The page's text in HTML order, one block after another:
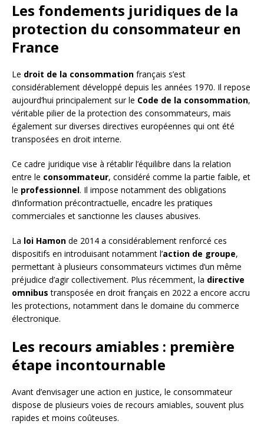
Les fondements juridiques de la
protection du consommateur en
France
Le droit de la consommation français s’est
considérablement développé depuis les années 1970. Il repose
aujourd’hui principalement sur le Code de la consommation,
véritable pilier de la protection des consommateurs, mais
également sur diverses directives européennes qui ont été
transposées en droit interne.
Ce cadre juridique vise à rétablir l’équilibre dans la relation
entre le consommateur, considéré comme la partie faible, et
le professionnel. Il impose notamment des obligations
d’information précontractuelle, encadre les pratiques
commerciales et sanctionne les clauses abusives.
La loi Hamon de 2014 a considérablement renforcé ces
dispositifs en introduisant notamment l’action de groupe,
permettant à plusieurs consommateurs victimes d’un même
préjudice d’agir collectivement. Plus récemment, la directive
omnibus transposée en droit français en 2022 a encore accru
les protections, notamment dans le domaine du commerce
électronique.
Les recours amiables : première
étape incontournable
Avant d’envisager une action en justice, le consommateur
dispose de plusieurs voies de recours amiables, souvent plus
rapides et moins coûteuses.